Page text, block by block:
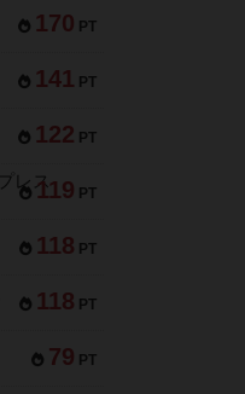
170 PT
141 PT
122 PT
119 PT
118 PT
118 PT
79 PT